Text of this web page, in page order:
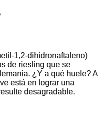
1,2-dihidronaftaleno)
de riesling que se
¿Y a qué huele? A
está en lograr una
desagradable.